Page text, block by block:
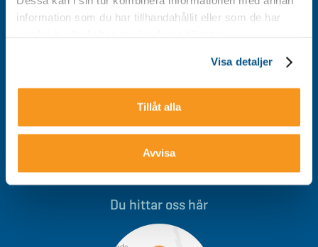
information som du har tillhandahållit eller som de har
Visa detaljer
Tillåt alla
Avvisa
Tillgänglighet
Välkommen till Storklinten - Vi ses på berget!
/ info@storklinten.se
Du hittar oss här